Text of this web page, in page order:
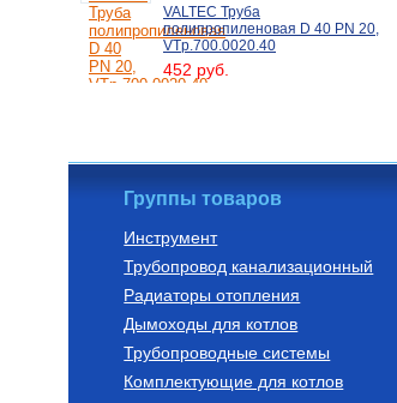
VALTEC Труба
полипропиленовая D 40 PN 20,
VTp.700.0020.40
452 руб.
Группы товаров
Инструмент
Трубопровод канализационный
Радиаторы отопления
Дымоходы для котлов
Трубопроводные системы
Комплектующие для котлов